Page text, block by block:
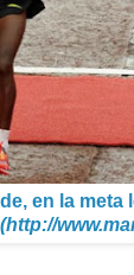
en la meta